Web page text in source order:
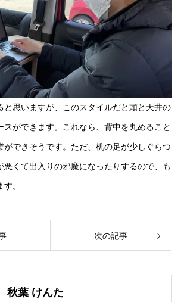
と思いますが、このスタイルだと頭と天井の
スができます。これなら、背中を丸めること
ができそうです。ただ、机の足が少しぐらつ
悪くて出入りの邪魔になったりするので、も
。
次の記事
秋葉 けんた